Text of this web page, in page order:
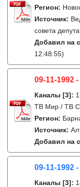
Регион:
Источник:
совета
Добавил на
12:48:55)
09-11-1992
Каналы [3]:
ТВ Мир / ТВ
Регион:
Источник:
Добавил на
09-11-1992
Каналы [3]: